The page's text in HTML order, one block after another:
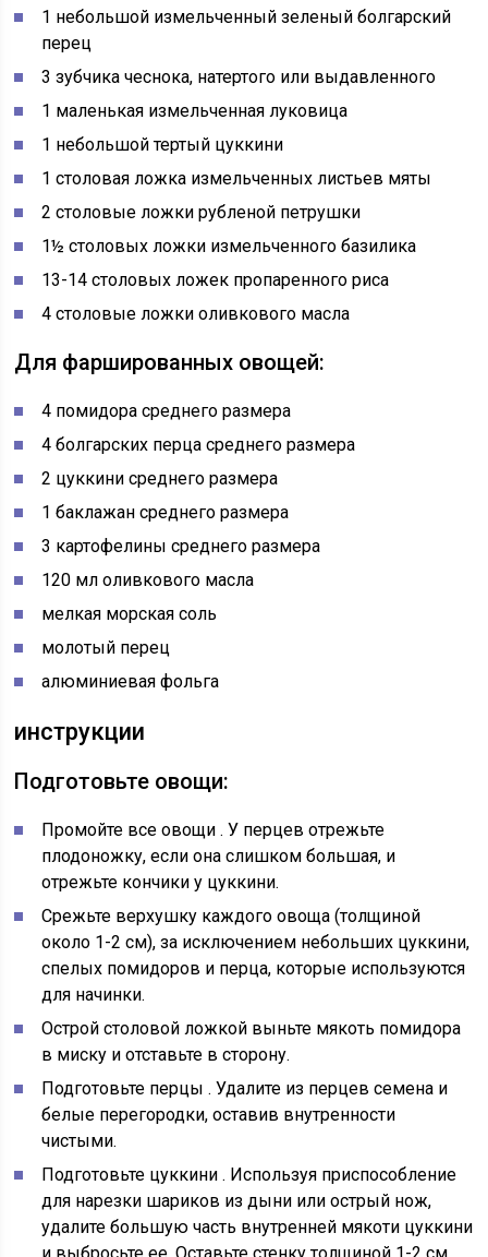
1 небольшой измельченный зеленый болгарский
перец
3 зубчика чеснока, натертого или выдавленного
1 маленькая измельченная луковица
1 небольшой тертый цуккини
1 столовая ложка измельченных листьев мяты
2 столовые ложки рубленой петрушки
1½ столовых ложки измельченного базилика
13-14 столовых ложек пропаренного риса
4 столовые ложки оливкового масла
Для фаршированных овощей:
4 помидора среднего размера
4 болгарских перца среднего размера
2 цуккини среднего размера
1 баклажан среднего размера
3 картофелины среднего размера
120 мл оливкового масла
мелкая морская соль
молотый перец
алюминиевая фольга
инструкции
Подготовьте овощи:
Промойте все овощи . У перцев отрежьте
плодоножку, если она слишком большая, и
отрежьте кончики у цуккини.
Срежьте верхушку каждого овоща (толщиной
около 1-2 см), за исключением небольших цуккини,
спелых помидоров и перца, которые используются
для начинки.
Острой столовой ложкой выньте мякоть помидора
в миску и отставьте в сторону.
Подготовьте перцы . Удалите из перцев семена и
белые перегородки, оставив внутренности
чистыми.
Подготовьте цуккини . Используя приспособление
для нарезки шариков из дыни или острый нож,
удалите большую часть внутренней мякоти цуккини